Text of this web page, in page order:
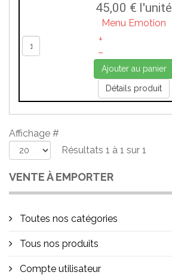
45,00 € l'unité
Menu Emotion
+
–
Ajouter au panier
Détails produit
Affichage #
Résultats 1 à 1 sur 1
VENTE À EMPORTER
Toutes nos catégories
Tous nos produits
Compte utilisateur